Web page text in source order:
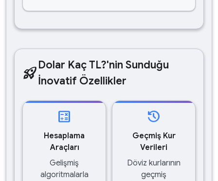
rocket_launchDolar Kaç TL?'nin Sunduğu
İnovatif Özellikler
calculate
Hesaplama
Araçları
Gelişmiş
algoritmalarla
history
Geçmiş Kur
Verileri
Döviz kurlarının
geçmiş